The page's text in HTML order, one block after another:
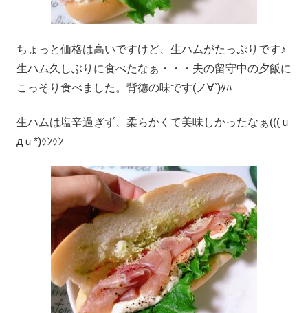
ちょっと価格は高いですけど、生ハムがたっぷりです♪
生ハム久しぶりに食べたなぁ・・・夫の留守中の夕飯に
こっそり食べました。背徳の味です(ノ∀`)ﾀﾊｰ
生ハムは塩辛過ぎず、柔らかくて美味しかったなぁ(((ｕ
дｕ*)ｩﾝｩﾝ